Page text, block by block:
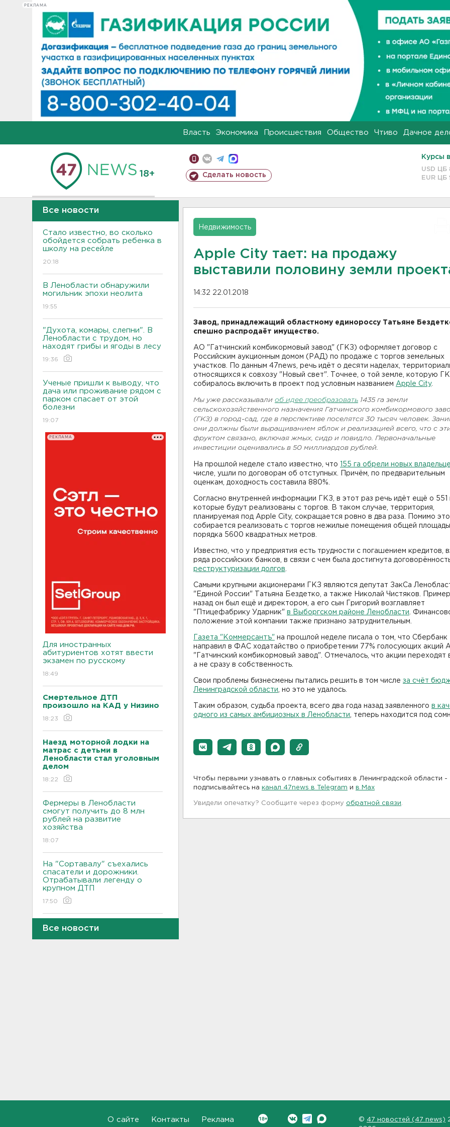
РЕКЛАМА
Власть Экономика Происшествия Общество Чтиво Дачное
18+ Сделать новость
Курсы
USD ЦБ
EUR ЦБ
Все новости
Стало известно, во сколько
обойдется собрать ребенка в
школу на ресейле
20:18
В Ленобласти обнаружили
могильник эпохи неолита
19:55
"Духота, комары, слепни". В
Ленобласти с трудом, но
находят грибы и ягоды в лесу
19:36
Ученые пришли к выводу, что
дача или проживание рядом с
парком спасает от этой
болезни
19:07
РЕКЛАМА
Для иностранных
абитуриентов хотят ввести
экзамен по русскому
18:49
Смертельное ДТП
произошло на КАД у Низино
18:23
Наезд моторной лодки на
матрас с детьми в
Ленобласти стал уголовным
делом
18:22
Фермеры в Ленобласти
смогут получить до 8 млн
рублей на развитие
хозяйства
18:07
На "Сортавалу" съехались
спасатели и дорожники.
Отрабатывали легенду о
крупном ДТП
17:50
В пятницу вузы публикуют
списки. Ленобласть подвела
итоги приемной
Назначено первое заседание
летнего мальчика из
Все новости
Недвижимость
Apple City тает: на продажу
выставили половину земли
14:32 22.01.2018
Завод, принадлежащий областному единороссу Татьяне
спешно распродаёт имущество.
АО "Гатчинский комбикормовый завод" (ГКЗ) оформляет договор с
Российским аукционным домом (РАД) по продаже с торгов земельных
участков. По данным 47news, речь идёт о десяти наделах,
относящихся к совхозу "Новый свет". Точнее, о той земле, которую
собиралось включить в проект под условным названием Apple City.
Мы уже рассказывали об идее преобразовать 1435 га земли
сельскохозяйственного назначения Гатчинского комбикормового
(ГКЗ) в город-сад, где в перспективе поселятся 30 тысяч человек.
они должны были выращиванием яблок и реализацией всего, что с
фруктом связано, включая жмых, сидр и повидло. Первоначальные
инвестиции оценивались в 50 миллиардов рублей.
На прошлой неделе стало известно, что 155 га обрели новых
числе, ушли по договорам об отступных. Причём, по предварительным
оценкам, доходность составила 880%.
Согласно внутренней информации ГКЗ, в этот раз речь идёт ещё о 551
которые будут реализованы с торгов. В таком случае, территория,
планируемая под Apple City, сокращается ровно в два раза. Помимо
собирается реализовать с торгов нежилые помещения общей
порядка 5600 квадратных метров.
Известно, что у предприятия есть трудности с погашением кредитов,
ряда российских банков, в связи с чем была достигнута
реструктуризации долгов
Самыми крупными акционерами ГКЗ являются депутат ЗакСа
"Единой России" Татьяна Бездетко, а также Николай Чистяков.
назад он был ещё и директором, а его сын Григорий возглавляет
"Птицефабрику Ударник" в Выборгском районе Ленобласти .
положение этой компании также признано затруднительным.
Газета "Коммерсантъ" на прошлой неделе писала о том, что Сбербанк
направил в ФАС ходатайство о приобретении 77% голосующих акций
"Гатчинский комбикормовый завод". Отмечалось, что акции переходят в
а не сразу в собственность.
Свои проблемы бизнесмены пытались решить в том числе за счёт
Ленинградской области , но это не удалось.
Таким образом, судьба проекта, всего два года назад заявленного в
одного из самых амбициозных в Ленобласти , теперь находится под
Чтобы первыми узнавать о главных событиях в Ленинградской области -
подписывайтесь на канал 47news в Telegram и в Maх
Увидели опечатку? Сообщите через форму обратной связи
О сайте Контакты Реклама © 47 новостей (47 news)